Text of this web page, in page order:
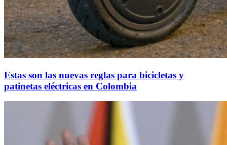
Estas son las nuevas reglas para bicicletas y
patinetas eléctricas en Colombia